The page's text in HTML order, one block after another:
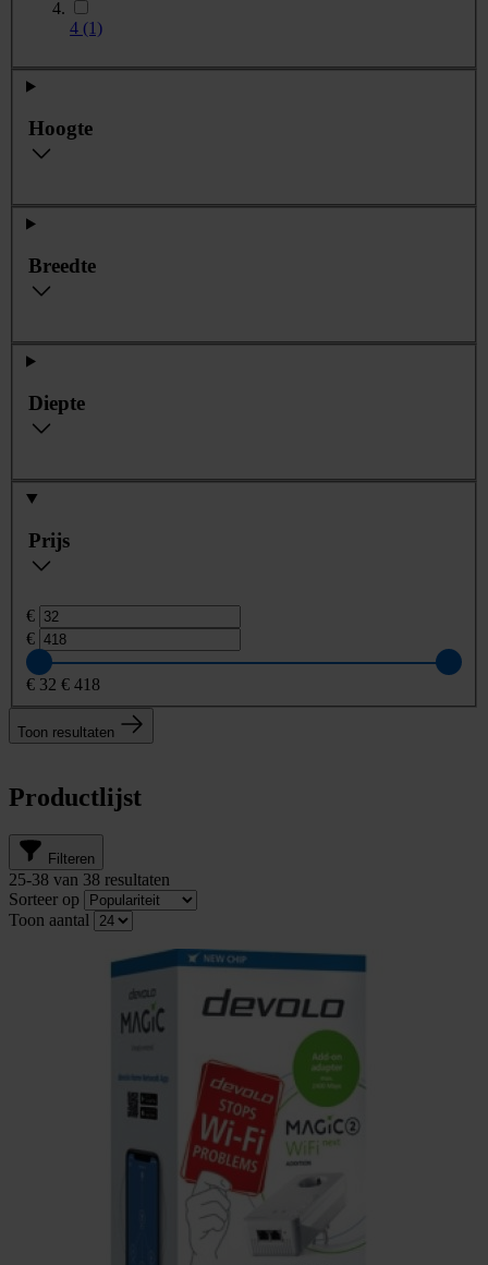
4 (1)
Hoogte
Breedte
Diepte
Prijs
€
€
€ 32 € 418
Toon resultaten
Productlijst
Filteren
25-38 van 38 resultaten
Sorteer op
Toon aantal